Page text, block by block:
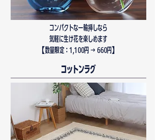
コンパクトな一輪挿しなら
気軽に生け花を楽しめます
​【数量限定：1,100円 → 660円】
コットンラグ